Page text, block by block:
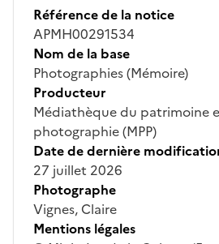
Référence de la notice
APMH00291534
Nom de la base
Photographies (Mémoire)
Producteur
Médiathèque du patrimoine
photographie (MPP)
Date de dernière
27 juillet 2026
Photographe
Vignes, Claire
Mentions légales